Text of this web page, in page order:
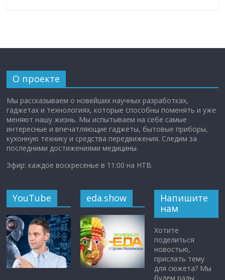
О проекте
Мы рассказываем о новейших научных разработках,
гаджетах и технологиях, которые способны поменять и уже
меняют нашу жизнь. Мы испытываем на себе самые
интересные и впечатляющие гаджеты, бытовые приборы,
кухонную технику и средства передвижения. Следим за
последними достижениями медицины.
Эфир: каждое воскресенье в 11:00 на НТВ.
YouTube eda.show
Напишите
нам
Хотите
поделиться
новостью,
прислать тему
для сюжета? Мы
будем рады